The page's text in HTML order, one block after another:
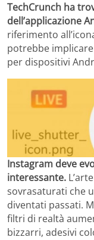
TechCrunch ha
dell’applicazione
riferimento
potrebbe
per dispositivi
Instagram deve
interessante.
sovrasaturati che
diventati passati.
filtri di realtà
bizzarri, adesivi